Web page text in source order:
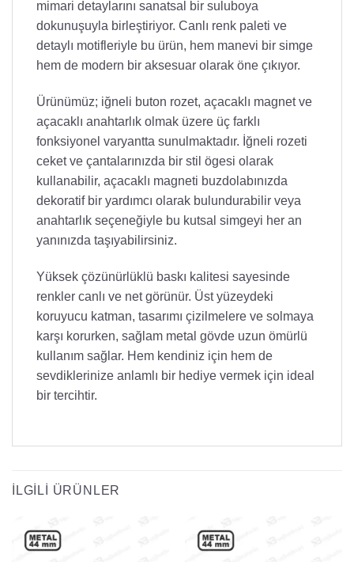
mimari detaylarını sanatsal bir suluboya
dokunuşuyla birleştiriyor. Canlı renk paleti ve
detaylı motifleriyle bu ürün, hem manevi bir simge
hem de modern bir aksesuar olarak öne çıkıyor.
Ürünümüz; iğneli buton rozet, açacaklı magnet ve
açacaklı anahtarlık olmak üzere üç farklı
fonksiyonel varyantta sunulmaktadır. İğneli rozeti
ceket ve çantalarınızda bir stil ögesi olarak
kullanabilir, açacaklı magneti buzdolabınızda
dekoratif bir yardımcı olarak bulundurabilir veya
anahtarlık seçeneğiyle bu kutsal simgeyi her an
yanınızda taşıyabilirsiniz.
Yüksek çözünürlüklü baskı kalitesi sayesinde
renkler canlı ve net görünür. Üst yüzeydeki
koruyucu katman, tasarımı çizilmelere ve solmaya
karşı korurken, sağlam metal gövde uzun ömürlü
kullanım sağlar. Hem kendiniz için hem de
sevdiklerinize anlamlı bir hediye vermek için ideal
bir tercihtir.
İLGILI ÜRÜNLER